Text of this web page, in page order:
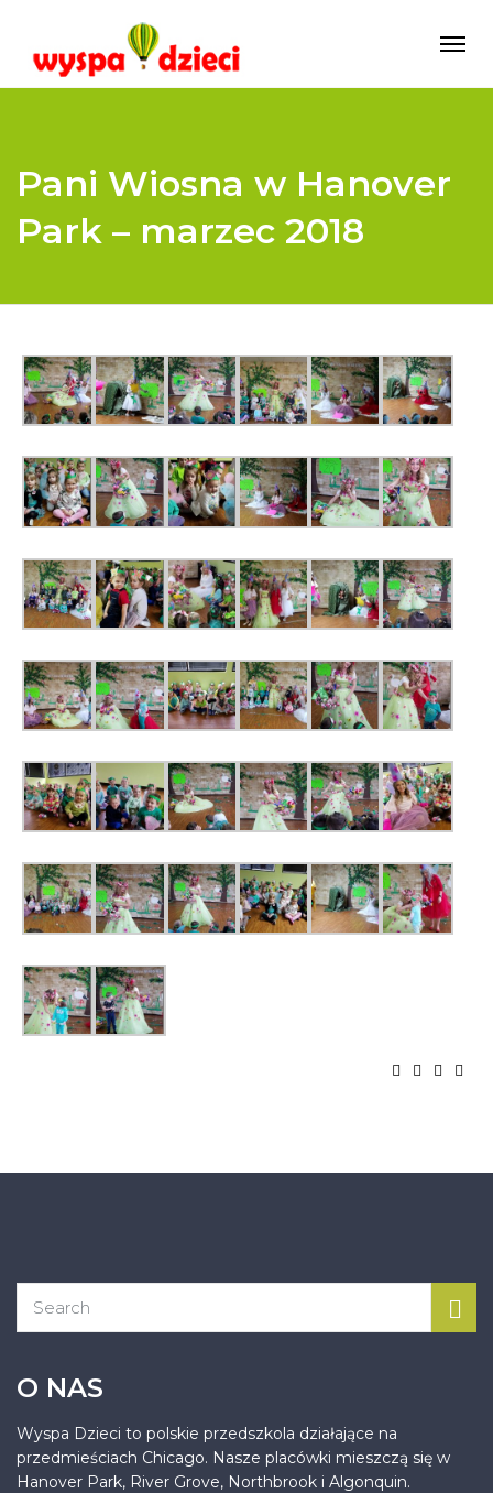
Pani Wiosna w Hanover
Park – marzec 2018
O NAS
Wyspa Dzieci to polskie przedszkola działające na
przedmieściach Chicago. Nasze placówki mieszczą się w
Hanover Park, River Grove, Northbrook i Algonquin.